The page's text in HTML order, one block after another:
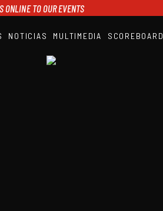
ONLINE TO OUR EVENTS
NOTICIAS MULTIMEDIA SCOREBOARD